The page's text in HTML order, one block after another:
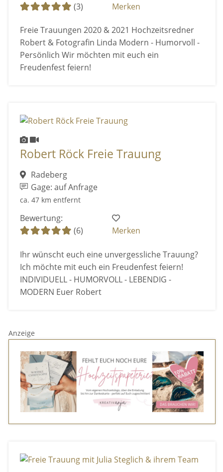
(3)
Merken
Freie Trauungen 2020 & 2021 Hochzeitsredner
Robert & Fotografin Linda Modern - Humorvoll -
Persönlich Wir möchten mit euch ein
Freudenfest feiern!
Robert Röck Freie Trauung
Radeberg
Gage: auf Anfrage
ca. 47 km entfernt
Bewertung:
(6)
Merken
Ihr wünscht euch eine unvergessliche Trauung?
Ich möchte mit euch ein Freudenfest feiern!
INDIVIDUELL - HUMORVOLL - LEBENDIG -
MODERN Euer Robert
Anzeige